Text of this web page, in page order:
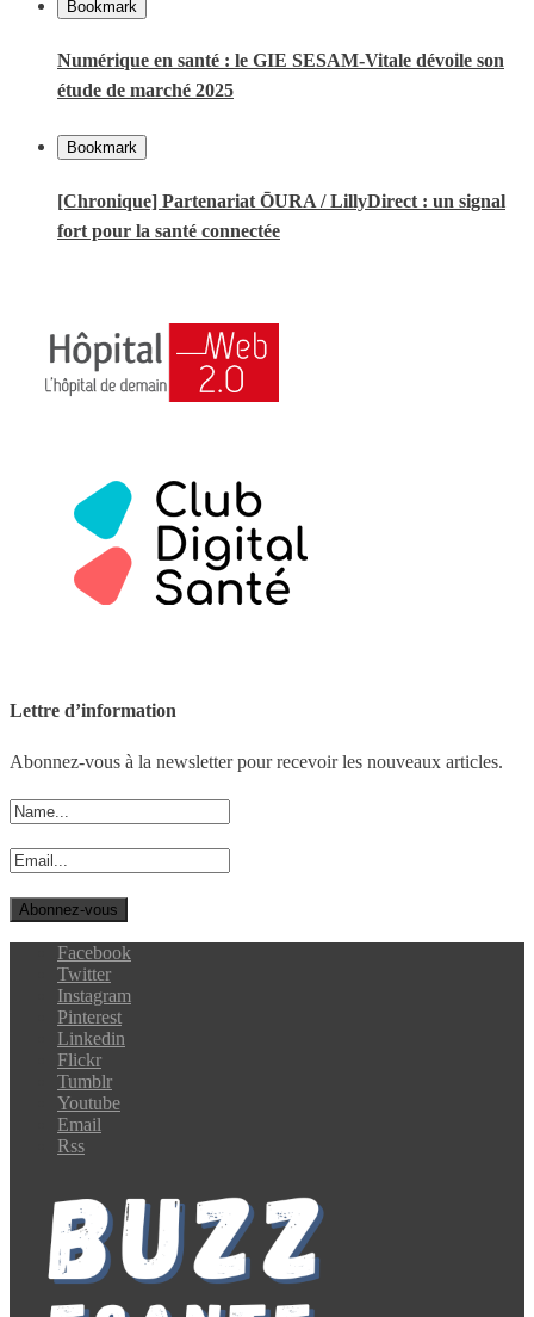
Bookmark
Numérique en santé : le GIE SESAM-Vitale dévoile son
étude de marché 2025
Bookmark
[Chronique] Partenariat ŌURA / LillyDirect : un signal
fort pour la santé connectée
Lettre d’information
Abonnez-vous à la newsletter pour recevoir les nouveaux articles.
Facebook
Twitter
Instagram
Pinterest
Linkedin
Flickr
Tumblr
Youtube
Email
Rss